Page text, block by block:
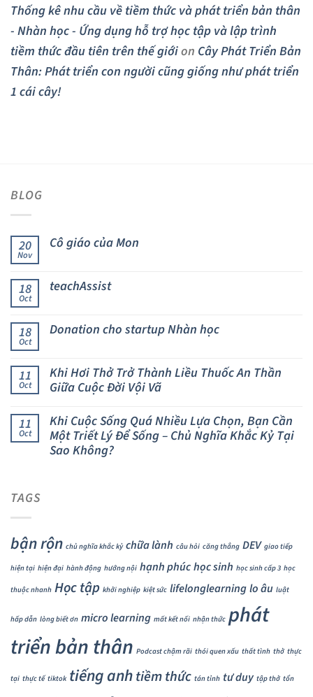
Thống kê nhu cầu về tiềm thức và phát triển bản thân
- Nhàn học - Ứng dụng hỗ trợ học tập và lập trình
tiềm thức đầu tiên trên thế giớion Cây Phát Triển Bản
Thân: Phát triển con người cũng giống như phát triển
1 cái cây!
BLOG
20
Nov
Cô giáo của Mon
18
Oct
teachAssist
18
Oct
Donation cho startup Nhàn học
11
Oct
Khi Hơi Thở Trở Thành Liều Thuốc An Thần
Giữa Cuộc Đời Vội Vã
11
Oct
Khi Cuộc Sống Quá Nhiều Lựa Chọn, Bạn Cần
Một Triết Lý Để Sống – Chủ Nghĩa Khắc Kỷ Tại
Sao Không?
TAGS
bận rộn chủ nghĩa khắc kỷ chữa lành câu hỏi căng thẳng DEV giao tiếp
hiện tại hiện đại hành động hướng nội hạnh phúchọc sinh học sinh cấp 3 học
thuộc nhanh Học tập khởi nghiệp kiệt sức lifelonglearninglo âu luật
hấp dẫn lòng biết ơn micro learning mất kết nối nhận thức phát
triển bản thân Podcast chậm rãi thói quen xấu thất tình thở thực
tại thực tế tiktok tiếng anhtiềm thức tán tỉnh tư duy tập thở tổn